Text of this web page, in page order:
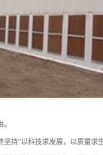
坚持“以科技求发展，以质量求